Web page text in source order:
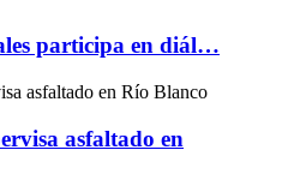
participa en diál…
asfaltado en